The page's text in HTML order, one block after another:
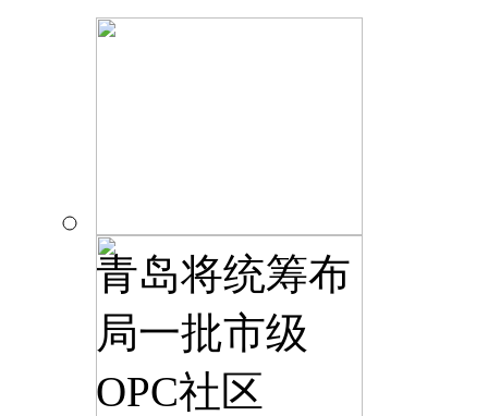
青岛将统筹布
局一批市级
OPC社区